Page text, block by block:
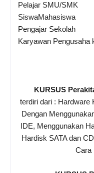
Pelajar SMU/SMK
SiswaMahasiswa
Pengajar Sekolah
Karyawan Pengusaha
KURSUS
terdiri dari : Hardware
Dengan
IDE, Menggunakan
Hardisk SATA dan
Cara